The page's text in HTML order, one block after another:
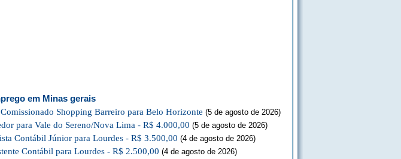
em Minas gerais
Shopping Barreiro para Belo Horizonte (5 de agosto de 2026)
para Vale do Sereno/Nova Lima - R$ 4.000,00 (5 de agosto de 2026)
Contábil Júnior para Lourdes - R$ 3.500,00 (4 de agosto de 2026)
Contábil para Lourdes - R$ 2.500,00 (4 de agosto de 2026)